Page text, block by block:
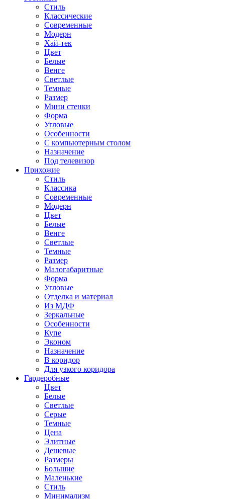
Стиль
Классические
Современные
Модерн
Хай-тек
Цвет
Белые
Венге
Светлые
Темные
Размер
Мини стенки
Форма
Угловые
Особенности
С компьютерным столом
Назначение
Под телевизор
Прихожие
Стиль
Классика
Современные
Модерн
Цвет
Белые
Венге
Светлые
Темные
Размер
Малогабаритные
Форма
Угловые
Отделка и материал
Из МДФ
Зеркальные
Особенности
Купе
Эконом
Назначение
В коридор
Для узкого коридора
Гардеробные
Цвет
Белые
Светлые
Серые
Темные
Цена
Элитные
Дешевые
Размеры
Большие
Маленькие
Стиль
Минимализм